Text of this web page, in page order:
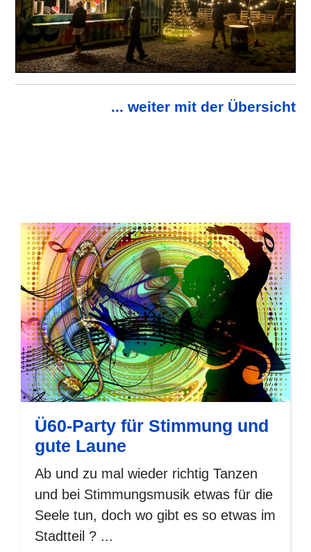
... weiter mit der Übersicht
Ü60-Party für Stimmung und
gute Laune
Ab und zu mal wieder richtig Tanzen
und bei Stimmungsmusik etwas für die
Seele tun, doch wo gibt es so etwas im
Stadtteil ? ...